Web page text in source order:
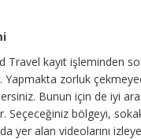
Travel kayıt işleminden
Yapmakta zorluk
Bunun için de iyi
Seçeceğiniz bölgeyi,
yer alan videolarını